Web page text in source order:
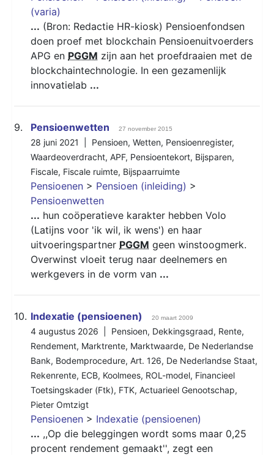
(varia)
... (Bron: Redactie HR-kiosk) Pensioenfondsen
doen proef met blockchain Pensioenuitvoerders
APG en PGGM zijn aan het proefdraaien met de
blockchaintechnologie. In een gezamenlijk
innovatielab ...
9. Pensioenwetten 27 november 2015
28 juni 2021 | Pensioen, Wetten, Pensioenregister,
Waardeoverdracht, APF, Pensioentekort, Bijsparen,
Fiscale, Fiscale ruimte, Bijspaarruimte
Pensioenen > Pensioen (inleiding) >
Pensioenwetten
... hun coöperatieve karakter hebben Volo
(Latijns voor 'ik wil, ik wens') en haar
uitvoeringspartner PGGM geen winstoogmerk.
Overwinst vloeit terug naar deelnemers en
werkgevers in de vorm van ...
10. Indexatie (pensioenen) 20 maart 2009
4 augustus 2026 | Pensioen, Dekkingsgraad, Rente,
Rendement, Marktrente, Marktwaarde, De Nederlandse
Bank, Bodemprocedure, Art. 126, De Nederlandse Staat,
Rekenrente, ECB, Koolmees, ROL-model, Financieel
Toetsingskader (Ftk), FTK, Actuarieel Genootschap,
Pieter Omtzigt
Pensioenen > Indexatie (pensioenen)
... ,,Op die beleggingen wordt soms maar 0,25
procent rendement gemaakt'', zegt een